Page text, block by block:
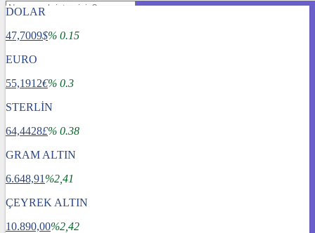
DOLAR
47,7009$% 0.15
EURO
55,1912€% 0.3
STERLİN
64,4428£% 0.38
GRAM ALTIN
6.648,91 %2,41
ÇEYREK ALTIN
10.890,00%2,42